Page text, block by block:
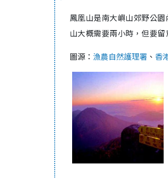
鳳凰山是南大嶼山郊野公
山大概需要兩小時，但要
圖源： 漁農自然護理署 、 香